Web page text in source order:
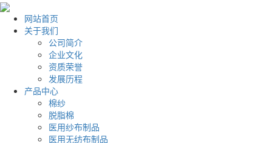
网站首页
关于我们
公司简介
企业文化
资质荣誉
发展历程
产品中心
棉纱
脱脂棉
医用纱布制品
医用无纺布制品